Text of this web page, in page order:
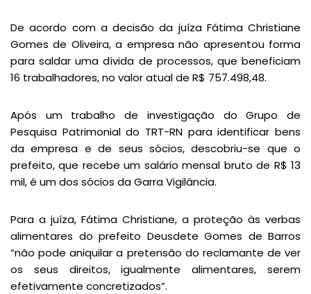
De acordo com a decisão da juíza Fátima Christiane
Gomes de Oliveira, a empresa não apresentou forma
para saldar uma dívida de processos, que beneficiam
16 trabalhadores, no valor atual de R$ 757.498,48.
Após um trabalho de investigação do Grupo de
Pesquisa Patrimonial do TRT-RN para identificar bens
da empresa e de seus sócios, descobriu-se que o
prefeito, que recebe um salário mensal bruto de R$ 13
mil, é um dos sócios da Garra Vigilância.
Para a juíza, Fátima Christiane, a proteção às verbas
alimentares do prefeito Deusdete Gomes de Barros
“não pode aniquilar a pretensão do reclamante de ver
os seus direitos, igualmente alimentares, serem
efetivamente concretizados”.